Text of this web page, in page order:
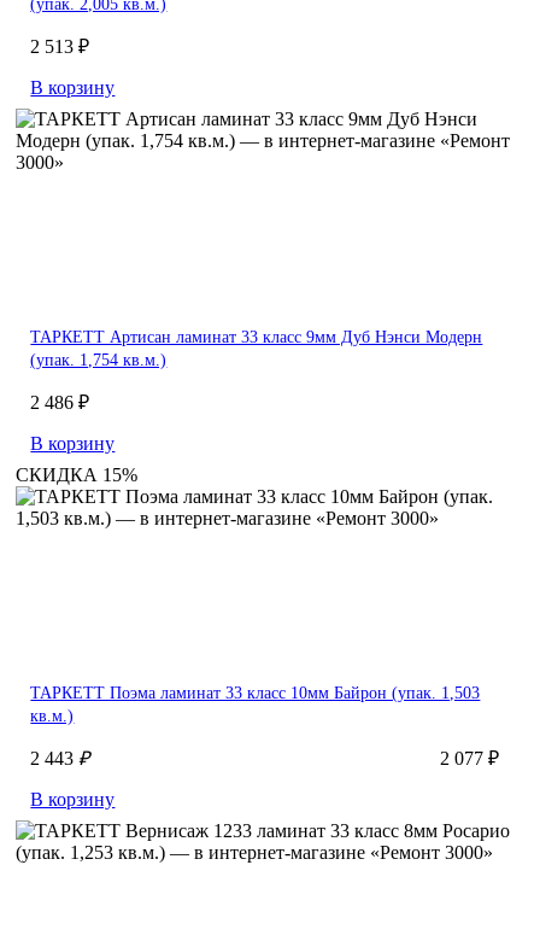
(упак. 2,005 кв.м.)
2 513 ₽
В корзину
ТАРКЕТТ Артисан ламинат 33 класс 9мм Дуб Нэнси Модерн
(упак. 1,754 кв.м.)
2 486 ₽
В корзину
СКИДКА 15%
ТАРКЕТТ Поэма ламинат 33 класс 10мм Байрон (упак. 1,503
кв.м.)
2 443₽
2 077 ₽
В корзину